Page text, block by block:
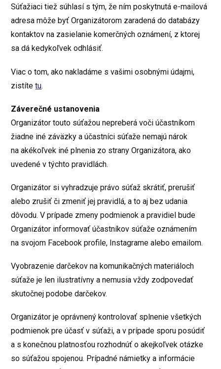
Súťažiaci tiež súhlasí s tým, že ním poskytnutá e-mailová
adresa môže byť Organizátorom zaradená do databázy
kontaktov na zasielanie komerčných oznámení, z ktorej
sa dá kedykoľvek odhlásiť.
Viac o tom, ako nakladáme s vašimi osobnými údajmi,
zistítetu.
Záverečné ustanovenia
Organizátor touto súťažou nepreberá voči účastníkom
žiadne iné záväzky a účastníci súťaže nemajú nárok
na akékoľvek iné plnenia zo strany Organizátora, ako
uvedené v týchto pravidlách.
Organizátor si vyhradzuje právo súťaž skrátiť, prerušiť
alebo zrušiť či zmeniť jej pravidlá, a to aj bez udania
dôvodu. V prípade zmeny podmienok a pravidiel bude
Organizátor informovať účastníkov súťaže oznámením
na svojom Facebook profile, Instagrame alebo emailom.
Vyobrazenie darčekov na komunikačných materiáloch
súťaže je len ilustratívny a nemusia vždy zodpovedať
skutočnej podobe darčekov.
Organizátor je oprávnený kontrolovať splnenie všetkých
podmienok pre účasť v súťaži, a v prípade sporu posúdiť
a s konečnou platnosťou rozhodnúť o akejkoľvek otázke
so súťažou spojenou. Prípadné námietky a informácie